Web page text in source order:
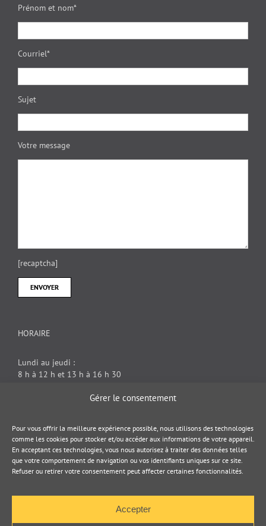
Gérer le consentement
Pour vous offrir la meilleure expérience possible, nous utilisons des technologies
comme les cookies pour stocker et/ou accéder aux informations de votre appareil.
En acceptant ces technologies, vous nous autorisez à traiter des données telles
que votre comportement de navigation ou vos identifiants uniques sur ce site.
Refuser ou retirer votre consentement peut affecter certaines fonctionnalités.
Accepter
Prénom et nom*
Courriel*
Sujet
Votre message
[recaptcha]
HORAIRE
Lundi au jeudi :
8 h à 12 h et 13 h à 16 h 30
DOCUMENT JURIDIQUE
Politique de cookies